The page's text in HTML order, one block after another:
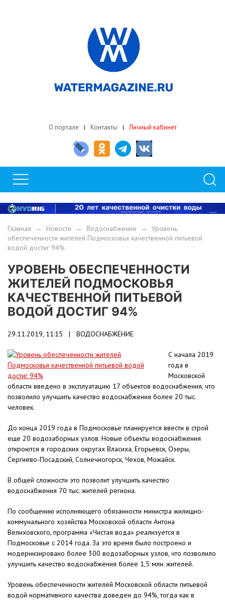
О портале Контакты Личный кабинет
Главная → Новости → Водоснабжение → Уровень
обеспеченности жителей Подмосковья качественной питьевой
водой достиг 94%
УРОВЕНЬ ОБЕСПЕЧЕННОСТИ
ЖИТЕЛЕЙ ПОДМОСКОВЬЯ
КАЧЕСТВЕННОЙ ПИТЬЕВОЙ
ВОДОЙ ДОСТИГ 94%
29.11.2019, 11:15 | ВОДОСНАБЖЕНИЕ
С начала 2019
года в
Московской
области введено в эксплуатацию 17 объектов водоснабжения, что
позволило улучшить качество водоснабжения более 20 тыс.
человек.
До конца 2019 года в Подмосковье планируется ввести в строй
еще 20 водозаборных узлов. Новые объекты водоснабжения
откроются в городских округах Власиха, Егорьевск, Озеры,
Сергиево-Посадский, Солнечногорск, Чехов, Можайск.
В общей сложности это позволит улучшить качество
водоснабжения 70 тыс. жителей региона.
По сообщению исполняющего обязанности министра жилищно-
коммунального хозяйства Московской области Антона
Велиховского, программа «Чистая вода» реализуется в
Подмосковье с 2014 года. За это время было построено и
модернизировано более 300 водозаборных узлов, что позволило
улучшить качество водоснабжения более 1,5 млн. жителей.
Уровень обеспеченности жителей Московской области питьевой
водой нормативного качества доведен до 94%, тогда как в